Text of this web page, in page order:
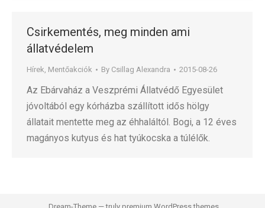
Csirkementés, meg minden ami
állatvédelem
Hírek, Mentőakciók By Csillag Alexandra 2015-08-26
Az Ebárvaház a Veszprémi Állatvédő Egyesület
jóvoltából egy kórházba szállított idős hölgy
állatait mentette meg az éhhaláltól. Bogi, a 12 éves
magányos kutyus és hat tyúkocska a túlélők.